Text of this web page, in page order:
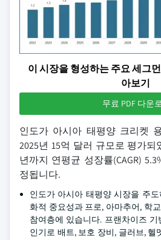
이 시장을 형성하는 주요 세그
아보기
무료 PDF 다운
인도가 아시아 태평양 크리켓
2025년 15억 달러 규모로 평가되
년까지 연평균 성장률(CAGR)
정됩니다.
인도가 아시아 태평양 시장을 주
화적 중요성과 프로, 아마추어, 학
참여층에 있습니다. 프랜차이즈
인기로 배트, 보호 장비, 글러브, 헬